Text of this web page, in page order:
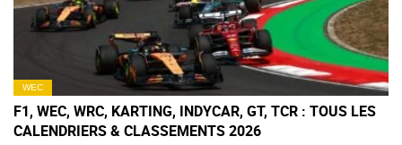
WEC
F1, WEC, WRC, KARTING, INDYCAR, GT, TCR : TOUS LES
CALENDRIERS & CLASSEMENTS 2026